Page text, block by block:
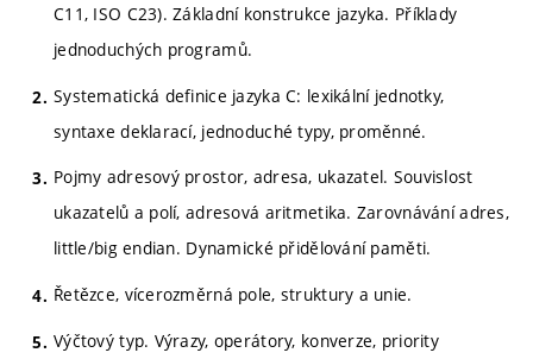
C11, ISO C23). Základní konstrukce jazyka. Příklady
jednoduchých programů.
Systematická definice jazyka C: lexikální jednotky,
syntaxe deklarací, jednoduché typy, proměnné.
Pojmy adresový prostor, adresa, ukazatel. Souvislost
ukazatelů a polí, adresová aritmetika. Zarovnávání adres,
little/big endian. Dynamické přidělování paměti.
Řetězce, vícerozměrná pole, struktury a unie.
Výčtový typ. Výrazy, operátory, konverze, priority